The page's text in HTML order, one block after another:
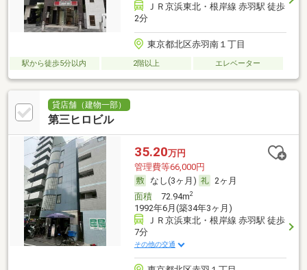
ＪＲ京浜東北・根岸線 赤羽駅 徒歩
2分
東京都北区赤羽南１丁目
駅から徒歩5分以内 2階以上 エレベーター
貸店舗（建物一部）
第三ヒロビル
35.20万円
管理費等66,000円
なし(3ヶ月)
2ヶ月
面積72.94m2
1992年6月(築34年3ヶ月)
ＪＲ京浜東北・根岸線 赤羽駅 徒歩
7分
その他の交通